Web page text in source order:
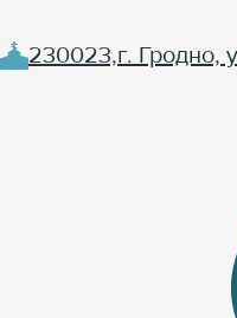
230023,г. Гродно,